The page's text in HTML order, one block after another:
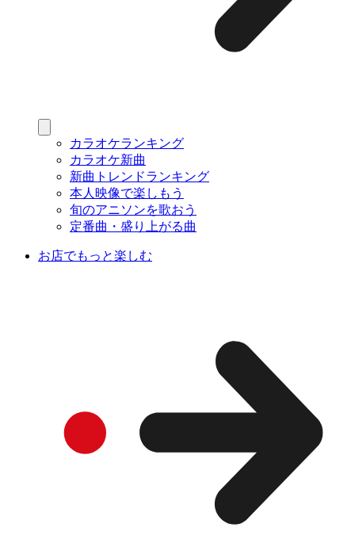
カラオケランキング
カラオケ新曲
新曲トレンドランキング
本人映像で楽しもう
旬のアニソンを歌おう
定番曲・盛り上がる曲
お店でもっと楽しむ